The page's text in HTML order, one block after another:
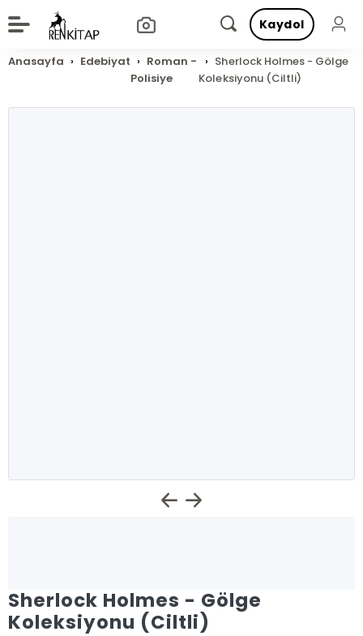
Kaydol
Anasayfa Edebiyat
Roman -
Polisiye
Sherlock Holmes - Gölge
Koleksiyonu (Ciltli)
Sherlock Holmes - Gölge
Koleksiyonu (Ciltli)